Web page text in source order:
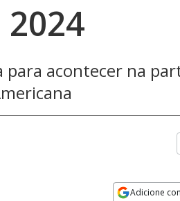
para acontecer na
Adicione